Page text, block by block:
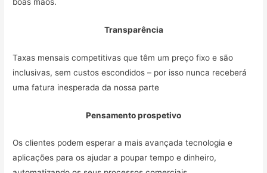
Transparência
Taxas mensais competitivas que têm um preço fixo e são
inclusivas, sem custos escondidos – por isso nunca receberá
uma fatura inesperada da nossa parte
Pensamento prospetivo
Os clientes podem esperar a mais avançada tecnologia e
aplicações para os ajudar a poupar tempo e dinheiro,